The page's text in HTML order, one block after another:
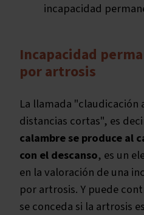
incapacidad
Incapacidad
por artrosis
La llamada "claudicación
distancias cortas", es
calambre se produce al
con el descanso, es un
en la valoración de una
por artrosis. Y puede
se conceda si la artrosis